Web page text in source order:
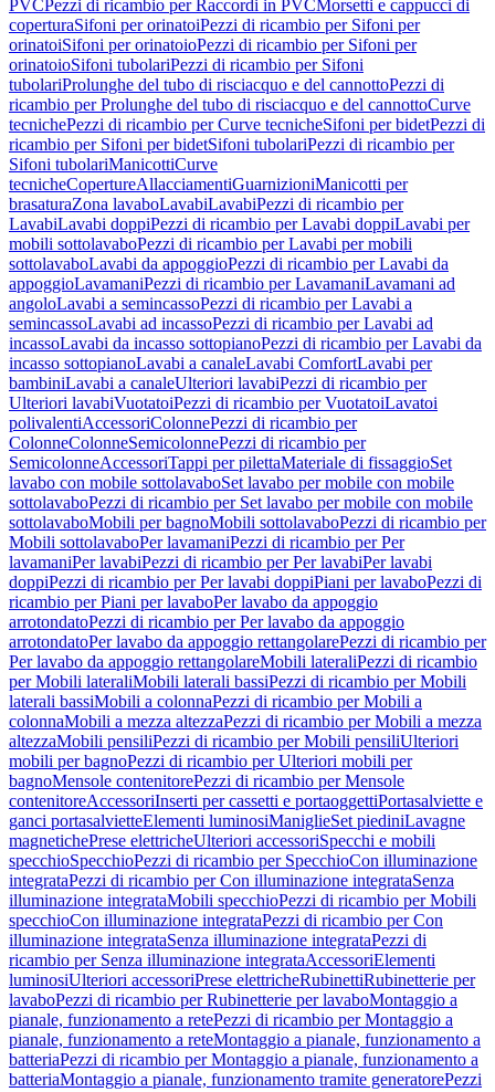
PVCPezzi di ricambio per Raccordi in PVCMorsetti e cappucci di
coperturaSifoni per orinatoiPezzi di ricambio per Sifoni per
orinatoiSifoni per orinatoioPezzi di ricambio per Sifoni per
orinatoioSifoni tubolariPezzi di ricambio per Sifoni
tubolariProlunghe del tubo di risciacquo e del cannottoPezzi di
ricambio per Prolunghe del tubo di risciacquo e del cannottoCurve
tecnichePezzi di ricambio per Curve tecnicheSifoni per bidetPezzi di
ricambio per Sifoni per bidetSifoni tubolariPezzi di ricambio per
Sifoni tubolariManicottiCurve
tecnicheCopertureAllacciamentiGuarnizioniManicotti per
brasaturaZona lavaboLavabiLavabiPezzi di ricambio per
LavabiLavabi doppiPezzi di ricambio per Lavabi doppiLavabi per
mobili sottolavaboPezzi di ricambio per Lavabi per mobili
sottolavaboLavabi da appoggioPezzi di ricambio per Lavabi da
appoggioLavamaniPezzi di ricambio per LavamaniLavamani ad
angoloLavabi a semincassoPezzi di ricambio per Lavabi a
semincassoLavabi ad incassoPezzi di ricambio per Lavabi ad
incassoLavabi da incasso sottopianoPezzi di ricambio per Lavabi da
incasso sottopianoLavabi a canaleLavabi ComfortLavabi per
bambiniLavabi a canaleUlteriori lavabiPezzi di ricambio per
Ulteriori lavabiVuotatoiPezzi di ricambio per VuotatoiLavatoi
polivalentiAccessoriColonnePezzi di ricambio per
ColonneColonneSemicolonnePezzi di ricambio per
SemicolonneAccessoriTappi per pilettaMateriale di fissaggioSet
lavabo con mobile sottolavaboSet lavabo per mobile con mobile
sottolavaboPezzi di ricambio per Set lavabo per mobile con mobile
sottolavaboMobili per bagnoMobili sottolavaboPezzi di ricambio per
Mobili sottolavaboPer lavamaniPezzi di ricambio per Per
lavamaniPer lavabiPezzi di ricambio per Per lavabiPer lavabi
doppiPezzi di ricambio per Per lavabi doppiPiani per lavaboPezzi di
ricambio per Piani per lavaboPer lavabo da appoggio
arrotondatoPezzi di ricambio per Per lavabo da appoggio
arrotondatoPer lavabo da appoggio rettangolarePezzi di ricambio per
Per lavabo da appoggio rettangolareMobili lateraliPezzi di ricambio
per Mobili lateraliMobili laterali bassiPezzi di ricambio per Mobili
laterali bassiMobili a colonnaPezzi di ricambio per Mobili a
colonnaMobili a mezza altezzaPezzi di ricambio per Mobili a mezza
altezzaMobili pensiliPezzi di ricambio per Mobili pensiliUlteriori
mobili per bagnoPezzi di ricambio per Ulteriori mobili per
bagnoMensole contenitorePezzi di ricambio per Mensole
contenitoreAccessoriInserti per cassetti e portaoggettiPortasalviette e
ganci portasalvietteElementi luminosiManiglieSet piediniLavagne
magnetichePrese elettricheUlteriori accessoriSpecchi e mobili
specchioSpecchioPezzi di ricambio per SpecchioCon illuminazione
integrataPezzi di ricambio per Con illuminazione integrataSenza
illuminazione integrataMobili specchioPezzi di ricambio per Mobili
specchioCon illuminazione integrataPezzi di ricambio per Con
illuminazione integrataSenza illuminazione integrataPezzi di
ricambio per Senza illuminazione integrataAccessoriElementi
luminosiUlteriori accessoriPrese elettricheRubinettiRubinetterie per
lavaboPezzi di ricambio per Rubinetterie per lavaboMontaggio a
pianale, funzionamento a retePezzi di ricambio per Montaggio a
pianale, funzionamento a reteMontaggio a pianale, funzionamento a
batteriaPezzi di ricambio per Montaggio a pianale, funzionamento a
batteriaMontaggio a pianale, funzionamento tramite generatorePezzi